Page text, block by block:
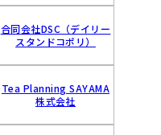
合同会社DSC（デイリー
スタンドコポリ）
Tea Planning SAYAMA
株式会社